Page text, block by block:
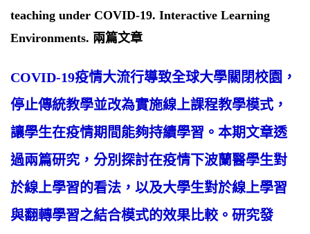
teaching under COVID-19. Interactive Learning
Environments. 兩篇文章
COVID-19疫情大流行導致全球大學關閉校園，
停止傳統教學並改為實施線上課程教學模式，
讓學生在疫情期間能夠持續學習。本期文章透
過兩篇研究，分別探討在疫情下波蘭醫學生對
於線上學習的看法，以及大學生對於線上學習
與翻轉學習之結合模式的效果比較。研究發